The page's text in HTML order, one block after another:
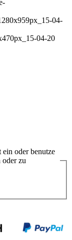
oder benutze
zu